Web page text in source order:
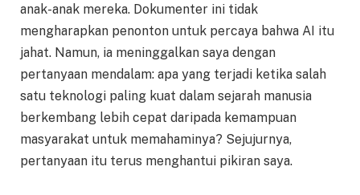
anak-anak mereka. Dokumenter ini tidak
mengharapkan penonton untuk percaya bahwa AI itu
jahat. Namun, ia meninggalkan saya dengan
pertanyaan mendalam: apa yang terjadi ketika salah
satu teknologi paling kuat dalam sejarah manusia
berkembang lebih cepat daripada kemampuan
masyarakat untuk memahaminya? Sejujurnya,
pertanyaan itu terus menghantui pikiran saya.